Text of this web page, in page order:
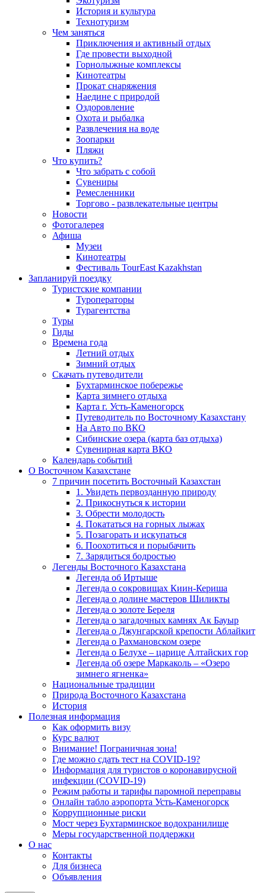
История и культура
Технотуризм
Чем заняться
Приключения и активный отдых
Где провести выходной
Горнолыжные комплексы
Кинотеатры
Прокат снаряжения
Наедине с природой
Оздоровление
Охота и рыбалка
Развлечения на воде
Зоопарки
Пляжи
Что купить?
Что забрать с собой
Сувениры
Ремесленники
Торгово - развлекательные центры
Новости
Фотогалерея
Афиша
Музеи
Кинотеатры
Фестиваль TourEast Kazakhstan
Запланируй поездку
Туристские компании
Туроператоры
Турагентства
Туры
Гиды
Времена года
Летний отдых
Зимний отдых
Скачать путеводители
Бухтарминское побережье
Карта зимнего отдыха
Карта г. Усть-Каменогорск
Путеводитель по Восточному Казахстану
На Авто по ВКО
Сибинские озера (карта баз отдыха)
Сувенирная карта ВКО
Календарь событий
О Восточном Казахстане
7 причин посетить Восточный Казахстан
1. Увидеть первозданную природу
2. Прикоснуться к истории
3. Обрести молодость
4. Покататься на горных лыжах
5. Позагорать и искупаться
6. Поохотиться и порыбачить
7. Зарядиться бодростью
Легенды Восточного Казахстана
Легенда об Иртыше
Легенда о сокровищах Киин-Кериша
Легенда о долине мастеров Шиликты
Легенда о золоте Береля
Легенда о загадочных камнях Ак Бауыр
Легенда о Джунгарской крепости Аблайкит
Легенда о Рахмановском озере
Легенда о Белухе – царице Алтайских гор
Легенда об озере Маркаколь – «Озеро
зимнего ягненка»
Национальные традиции
Природа Восточного Казахстана
История
Полезная информация
Как оформить визу
Курс валют
Внимание! Пограничная зона!
Где можно сдать тест на COVID-19?
Информация для туристов о коронавирусной
инфекции (COVID-19)
Режим работы и тарифы паромной переправы
Онлайн табло аэропорта Усть-Каменогорск
Коррупционные риски
Мост через Бухтарминское водохранилище
Меры государственной поддержки
О нас
Контакты
Для бизнеса
Объявления